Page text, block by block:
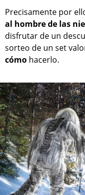
Precisamente por
al hombre de las
disfrutar de un
sorteo de un set
cómo hacerlo.